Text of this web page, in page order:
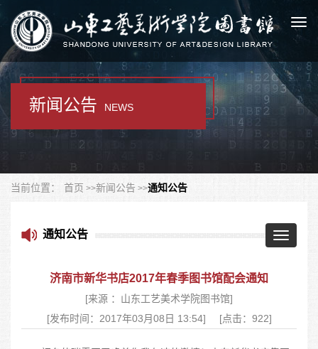
新闻公告 NEWS
当前位置： 首页 新闻公告 通知公告
Toggle
通知公告
济南市新华书店2017年春季图书馆配会通知
[来源 ：山东工艺美术学院图书馆]
[发布时间：2017年03月08日 13:54]
[点击：922]